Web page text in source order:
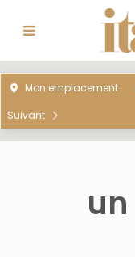
Mon emplacement
Suivant